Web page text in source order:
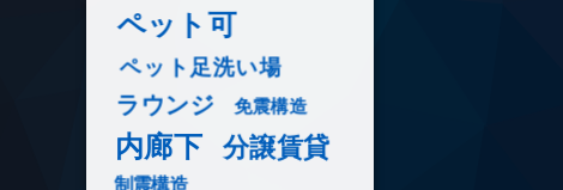
ペット可
ペット足洗い場
ラウンジ 免震構造
内廊下 分譲賃貸
制震構造